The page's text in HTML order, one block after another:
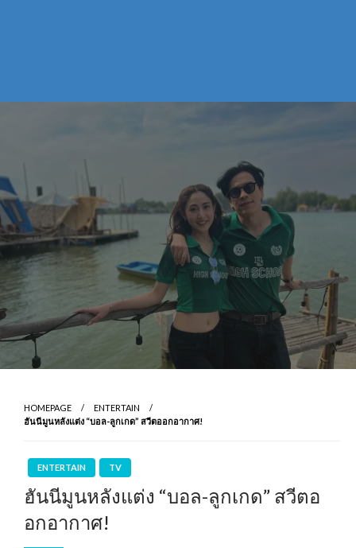
HOMEPAGE
ENTERTAIN
ฮันนีมูนหลังแต่ง “บอล-ลูกเกด” สวีตออกอากาศ!
ENTERTAIN TV
ฮันนีมูนหลังแต่ง “บอล-ลูกเกด” สวีตอ
อกอากาศ!